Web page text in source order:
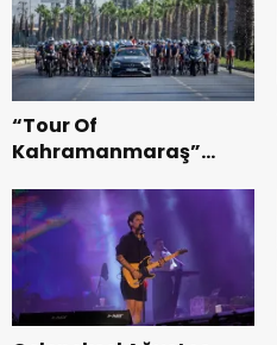
“Tour Of
Kahramanmaraş”
Bisikleti Turnuvası
Tamamlandı.